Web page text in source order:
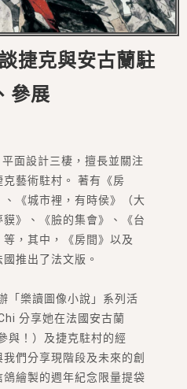
捷克與安古蘭駐
參展
面設計三棲，擅長並關注
藝術駐村。 著有《房
《城市裡，有時侯》（大
》、《臉的集會》、《台
，其中，《房間》以及
推出了法文版。
「樂讀圖像小說」系列活
分享她在法國安古蘭
與！）及捷克駐村的經
們分享現階段及未來的創
繪製的週年紀念限量提袋